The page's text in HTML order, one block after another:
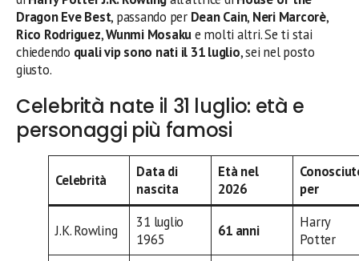
Dragon Eve Best, passando per Dean Cain, Neri Marcorè,
Rico Rodriguez,Wunmi Mosakue molti altri. Se ti stai
chiedendo quali vip sono nati il 31 luglio, sei nel posto
giusto.
Celebrità nate il 31 luglio: età e
personaggi più famosi
Celebrità
Data di
nascita
Età nel
2026
per
J.K. Rowling
31 luglio
1965
61 anni
Harry
Potter